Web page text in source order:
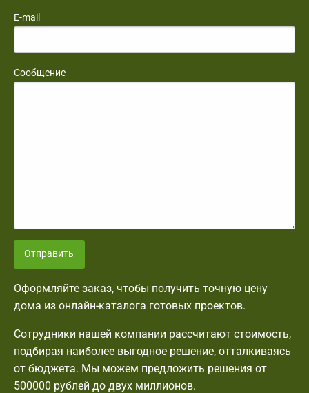
E-mail
Сообщение
Отправить
Оформляйте заказ, чтобы получить точную цену
дома из онлайн-каталога готовых проектов.
Сотрудники нашей компании рассчитают стоимость,
подбирая наиболее выгодное решение, отталкиваясь
от бюджета. Мы можем предложить решения от
500000 рублей до двух миллионов.